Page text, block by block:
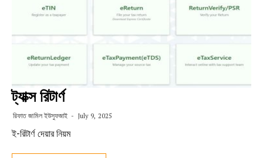
ট্যাক্স রিটার্ণ
রিফাত জামিল ইউসুফজাই July 9, 2025
ই-রিটার্ণ দেয়ার নিয়ম